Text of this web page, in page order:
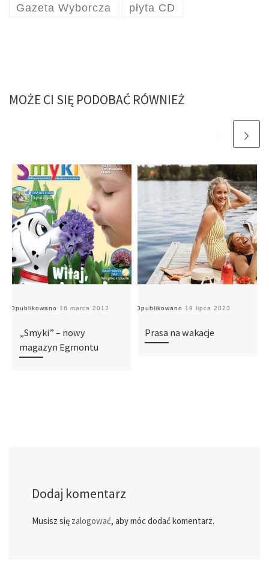
Gazeta Wyborcza płyta CD
MOŻE CI SIĘ PODOBAĆ RÓWNIEŻ
Opublikowano 16 marca 2012
„Smyki” – nowy
magazyn Egmontu
Opublikowano 19 lipca 2023
Prasa na wakacje
Dodaj komentarz
Musisz się zalogować, aby móc dodać komentarz.